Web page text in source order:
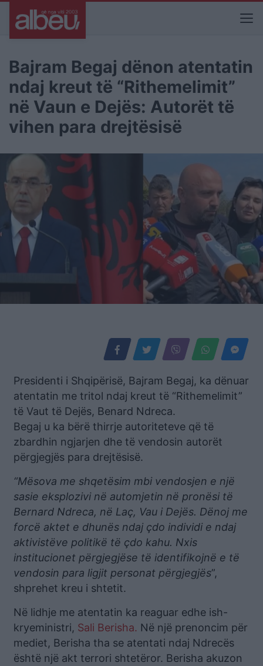
Bajram Begaj dënon atentatin
ndaj kreut të “Rithemelimit”
në Vaun e Dejës: Autorët të
vihen para drejtësisë
Presidenti i Shqipërisë, Bajram Begaj, ka dënuar
atentatin me tritol ndaj kreut të “Rithemelimit”
të Vaut të Dejës, Benard Ndreca.
Begaj u ka bërë thirrje autoriteteve që të
zbardhin ngjarjen dhe të vendosin autorët
përgjegjës para drejtësisë.
“Mësova me shqetësim mbi vendosjen e një
sasie eksplozivi në automjetin në pronësi të
Bernard Ndreca, në Laç, Vau i Dejës. Dënoj me
forcë aktet e dhunës ndaj çdo individi e ndaj
aktivistëve politikë të çdo kahu. Nxis
institucionet përgjegjëse të identifikojnë e të
vendosin para ligjit personat përgjegjës”,
shprehet kreu i shtetit.
Në lidhje me atentatin ka reaguar edhe ish-
kryeministri, Sali Berisha. Në një prenoncim për
mediet, Berisha tha se atentati ndaj Ndrecës
është një akt terrori shtetëror. Berisha akuzon